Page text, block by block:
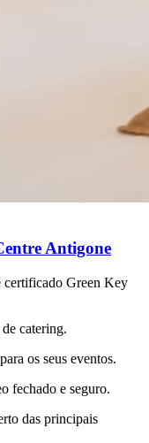
Antigone
certificado Green Key
de catering.
os seus eventos.
fechado e seguro.
das principais